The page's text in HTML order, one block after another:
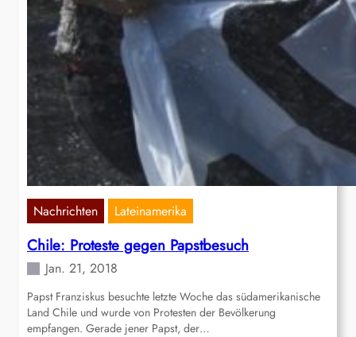
Nachrichten Lateinamerika
Chile: Proteste gegen Papstbesuch
Jan. 21, 2018
Papst Franziskus besuchte letzte Woche das südamerikanische
Land Chile und wurde von Protesten der Bevölkerung
empfangen. Gerade jener Papst, der…